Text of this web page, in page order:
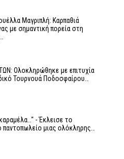
Μαγριπλή: Καρπαθιά
με σημαντική πορεία στη
Ολοκληρώθηκε με επιτυχία
Τουρνουά Ποδοσφαίρου…
- Έκλεισε το
παντοπωλείο μιας ολόκληρης…